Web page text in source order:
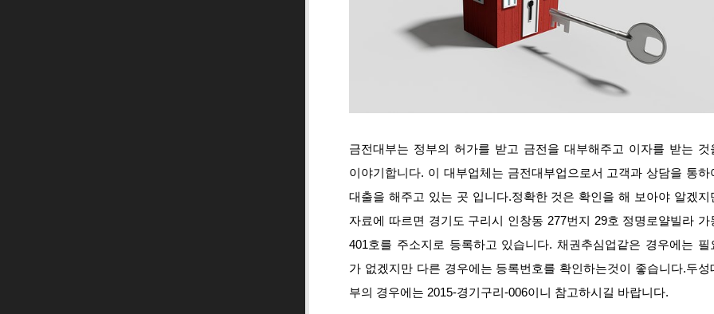
금전대부는 정부의 허가를 받고 금전을 대부해주고 이자를 받는 것
이야기합니다. 이 대부업체는 금전대부업으로서 고객과 상담을 통하
대출을 해주고 있는 곳 입니다.정확한 것은 확인을 해 보아야 알겠지
자료에 따르면 경기도 구리시 인창동 277번지 29호 정명로얄빌라 가
401호를 주소지로 등록하고 있습니다. 채권추심업같은 경우에는 필
가 없겠지만 다른 경우에는 등록번호를 확인하는것이 좋습니다.두성
부의 경우에는 2015-경기구리-006이니 참고하시길 바랍니다.